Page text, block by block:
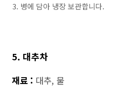
병에 담아 냉장 보관합니다.
5. 대추차
재료 : 대추, 물